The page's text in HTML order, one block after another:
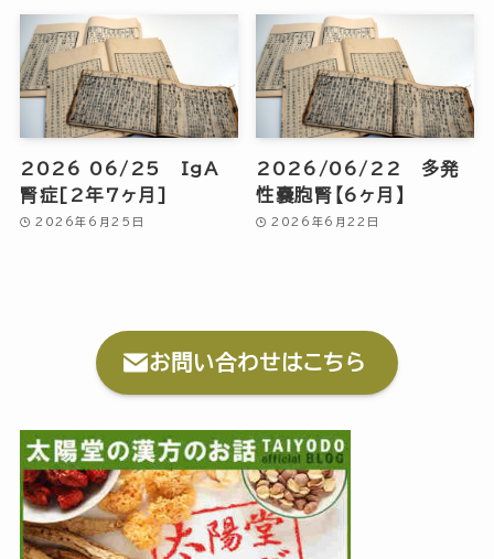
2026 06/25 IgA
腎症[2年7ヶ月]
2026年6月25日
2026/06/22 多発
性嚢胞腎【6ヶ月】
2026年6月22日
お問い合わせはこちら